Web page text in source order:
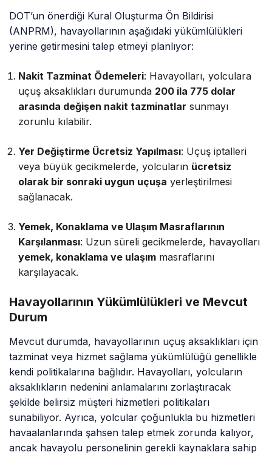
DOT’un önerdiği Kural Oluşturma Ön Bildirisi
(ANPRM), havayollarının aşağıdaki yükümlülükleri
yerine getirmesini talep etmeyi planlıyor:
Nakit Tazminat Ödemeleri: Havayolları, yolculara
uçuş aksaklıkları durumunda 200 ila 775 dolar
arasında değişen nakit tazminatlar sunmayı
zorunlu kılabilir.
Yer Değiştirme Ücretsiz Yapılması: Uçuş iptalleri
veya büyük gecikmelerde, yolcuların ücretsiz
olarak bir sonraki uygun uçuşa yerleştirilmesi
sağlanacak.
Yemek, Konaklama ve Ulaşım Masraflarının
Karşılanması: Uzun süreli gecikmelerde, havayolları
yemek, konaklama ve ulaşım masraflarını
karşılayacak.
Havayollarının Yükümlülükleri ve Mevcut
Durum
Mevcut durumda, havayollarının uçuş aksaklıkları için
tazminat veya hizmet sağlama yükümlülüğü genellikle
kendi politikalarına bağlıdır. Havayolları, yolcuların
aksaklıkların nedenini anlamalarını zorlaştıracak
şekilde belirsiz müşteri hizmetleri politikaları
sunabiliyor. Ayrıca, yolcular çoğunlukla bu hizmetleri
havaalanlarında şahsen talep etmek zorunda kalıyor,
ancak havayolu personelinin gerekli kaynaklara sahip